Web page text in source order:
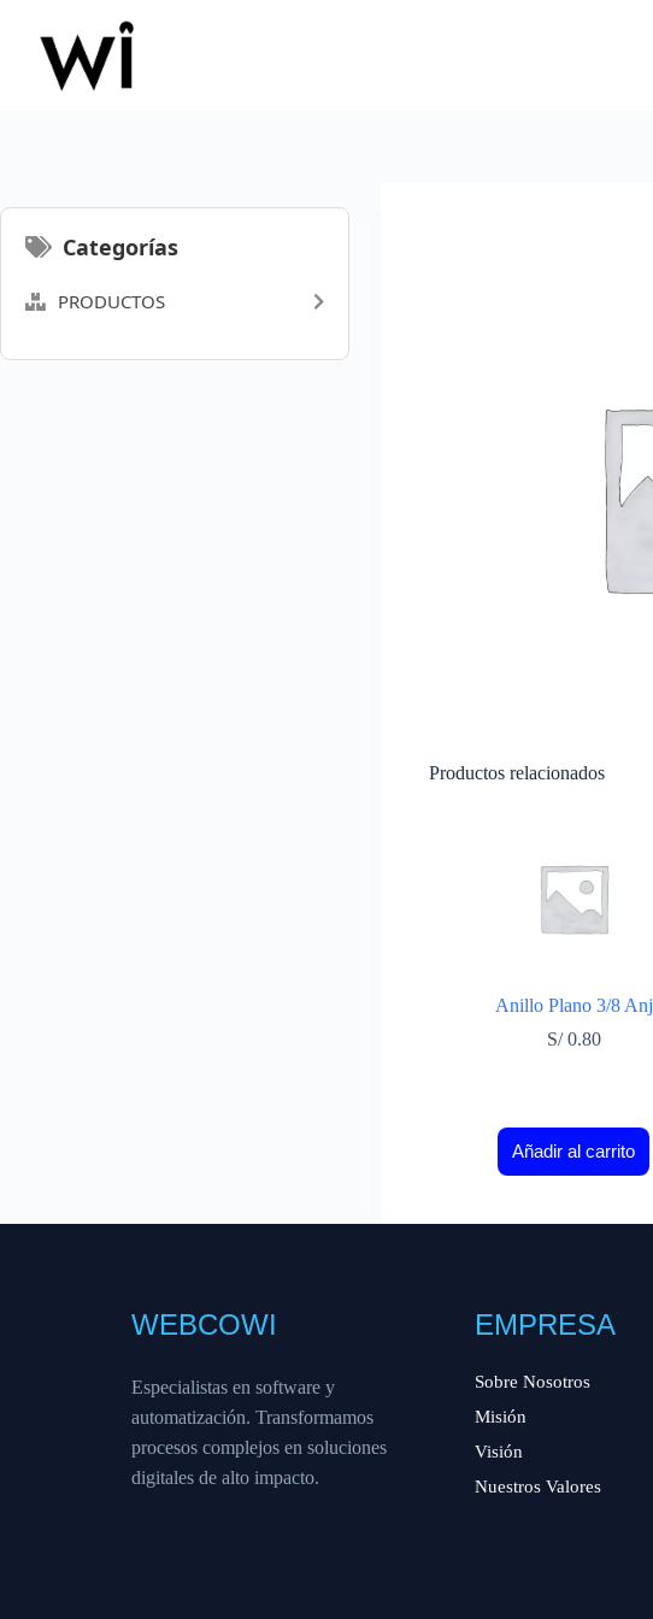
contenido
Productos relacionados
Anillo Plano 3/8 Anj
S/0.80
Añadir al carrito
Categorías
PRODUCTOS
WEBCOWI
Especialistas en software y
automatización. Transformamos
procesos complejos en soluciones
digitales de alto impacto.
EMPRESA
Sobre Nosotros
Misión
Visión
Nuestros Valores